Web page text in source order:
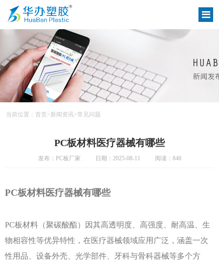
当前位置： 首页>新闻资讯>常见问题
PC板材料医疗器械有哪些
发布：PC板厂家 日期：2025-08-11 阅读：848
PC板材料医疗器械有哪些
PC板材料（聚碳酸酯）因其高透明度、高强度、耐高温、生
物相容性等优异特性，在医疗器械领域应用广泛，涵盖一次
性用品、设备外壳、光学部件、牙科与骨科器械等多个方